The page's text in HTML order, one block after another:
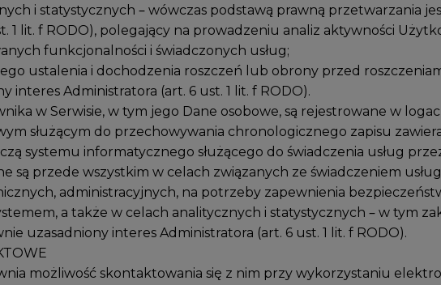
i statystycznych – wówczas podstawą prawną przetwarzania
1 lit. f RODO), polegający na prowadzeniu analiz aktywności
funkcjonalności i świadczonych usług;
ustalenia i dochodzenia roszczeń lub obrony przed
interes Administratora (art. 6 ust. 1 lit. f RODO).
w Serwisie, w tym jego Dane osobowe, są rejestrowane w
służącym do przechowywania chronologicznego zapisu
systemu informatycznego służącego do świadczenia usług
są przede wszystkim w celach związanych ze świadczeniem
administracyjnych, na potrzeby zapewnienia
a także w celach analitycznych i statystycznych – w tym
uzasadniony interes Administratora (art. 6 ust. 1 lit. f RODO).
możliwość skontaktowania się z nim przy wykorzystaniu